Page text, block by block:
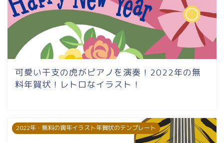
可愛い干支の虎がピアノを演奏！2022年の無
料年賀状！レトロなイラスト！
2022年・無料の寅年イラスト年賀状のテンプレート